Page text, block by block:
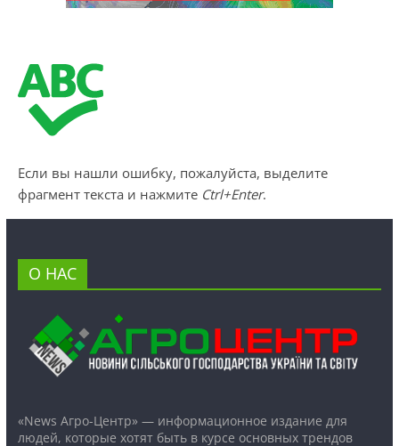
Если вы нашли ошибку, пожалуйста, выделите
фрагмент текста и нажмите Ctrl+Enter.
О НАС
«News Агро-Центр» — информационное издание для
людей, которые хотят быть в курсе основных трендов